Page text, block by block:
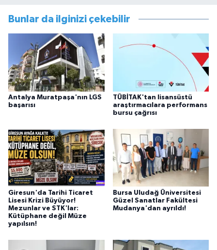
Bunlar da ilginizi çekebilir
Antalya Muratpaşa'nın LGS
başarısı
TÜBİTAK'tan lisansüstü
araştırmacılara performans
bursu çağrısı
Giresun'da Tarihi Ticaret
Lisesi Krizi Büyüyor!
Mezunlar ve STK'lar:
Kütüphane değil Müze
yapılsın!
Bursa Uludağ Üniversitesi
Güzel Sanatlar Fakültesi
Mudanya'dan ayrıldı!